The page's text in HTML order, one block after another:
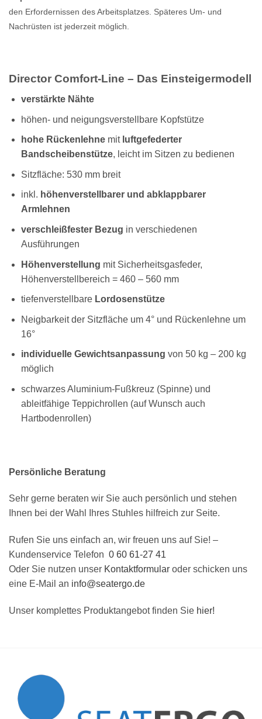
den Erfordernissen des Arbeitsplatzes. Späteres Um- und
Nachrüsten ist jederzeit möglich.
Director Comfort-Line – Das Einsteigermodell
verstärkte Nähte
höhen- und neigungsverstellbare Kopfstütze
hohe Rückenlehnemit luftgefederter
Bandscheibenstütze, leicht im Sitzen zu bedienen
Sitzfläche: 530 mm breit
inkl. höhenverstellbarer und abklappbarer
Armlehnen
verschleißfester Bezug in verschiedenen
Ausführungen
Höhenverstellung mit Sicherheitsgasfeder,
Höhenverstellbereich = 460 – 560 mm
tiefenverstellbare Lordosenstütze
Neigbarkeit der Sitzfläche um 4° und Rückenlehne um
16°
individuelle Gewichtsanpassung von 50 kg – 200 kg
möglich
schwarzes Aluminium-Fußkreuz (Spinne) und
ableitfähige Teppichrollen (auf Wunsch auch
Hartbodenrollen)
Persönliche Beratung
Sehr gerne beraten wir Sie auch persönlich und stehen
Ihnen bei der Wahl Ihres Stuhles hilfreich zur Seite.
Rufen Sie uns einfach an, wir freuen uns auf Sie! –
Kundenservice Telefon 0 60 61-27 41
Oder Sie nutzen unser Kontaktformular oder schicken uns
eine E-Mail an info@seatergo.de
Unser komplettes Produktangebot finden Sie hier!